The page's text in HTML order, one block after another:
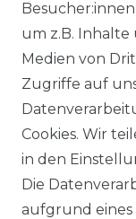
Klimaanlagen
Klimaanlagen
Split Sets
um z.B. Inhalte
Medien von
Zugriffe auf
Cookies. Wir
in den
Die
aufgrund eines